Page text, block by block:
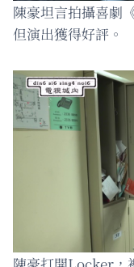
陳豪坦言拍攝喜劇
但演出獲得好評。